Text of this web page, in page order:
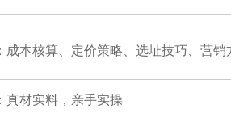
成本核算、定价策略、选址技巧、营
真材实料，亲手实操